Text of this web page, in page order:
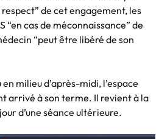
de cet engagement, les
“en cas de méconnaissance” de
“peut être libéré de son
milieu d’après-midi, l’espace
arrivé à son terme. Il revient à la
d’une séance ultérieure.